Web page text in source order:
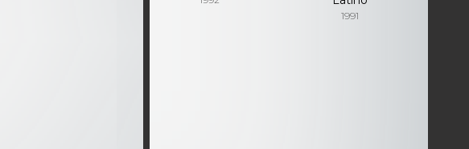
1991